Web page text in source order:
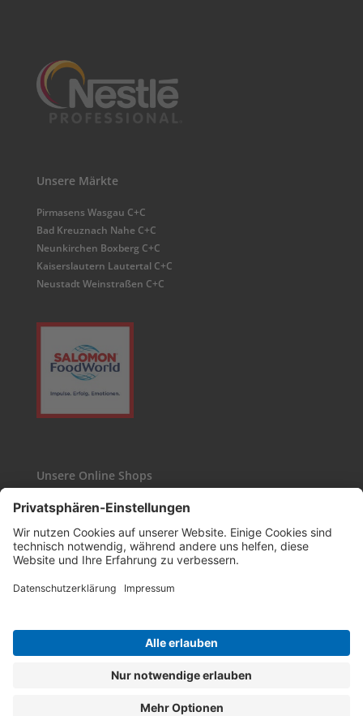
Unsere Märkte
Pirmasens Wasgau C+C
Bad Kreuznach Nahe C+C
Neunkirchen Boxberg C+C
Kaiserslautern Lautertal C+C
Neustadt Weinstraßen C+C
Unsere Online Shops
Kaffee24
Wasgau-Weinshop